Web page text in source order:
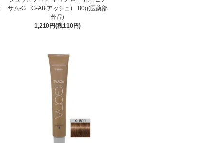
サム-G G-A8(アッシュ) 80g(医薬部
外品)
1,210円(税110円)